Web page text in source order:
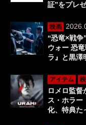
証”をプレ
映画
“恐竜×戦争
ウォー 恐
ラ』と黒澤
アイテム
ロメロ監
ス・ホラー
化、特典た